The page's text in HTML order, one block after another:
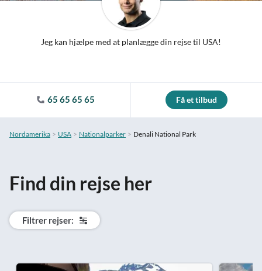
Jeg kan hjælpe med at planlægge din rejse til USA!
65 65 65 65 Få et tilbud
Nordamerika USA Nationalparker Denali National Park
Find din rejse her
Filtrer rejser: